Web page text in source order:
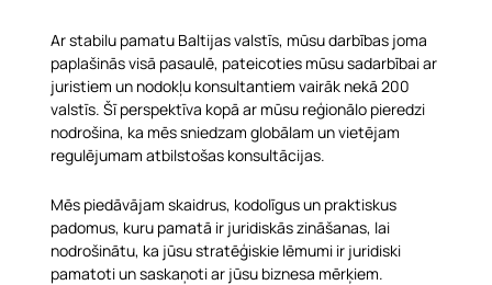
Ar stabilu pamatu Baltijas valstīs, mūsu darbības joma
paplašinās visā pasaulē, pateicoties mūsu sadarbībai ar
juristiem un nodokļu konsultantiem vairāk nekā 200
valstīs. Šī perspektīva kopā ar mūsu reģionālo pieredzi
nodrošina, ka mēs sniedzam globālam un vietējam
regulējumam atbilstošas konsultācijas.
Mēs piedāvājam skaidrus, kodolīgus un praktiskus
padomus, kuru pamatā ir juridiskās zināšanas, lai
nodrošinātu, ka jūsu stratēģiskie lēmumi ir juridiski
pamatoti un saskaņoti ar jūsu biznesa mērķiem.